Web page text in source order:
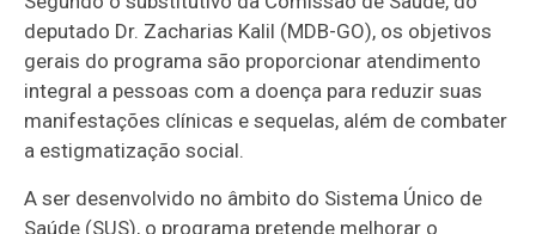
deputado Dr. Zacharias Kalil (MDB-GO), os objetivos
gerais do programa são proporcionar atendimento
integral a pessoas com a doença para reduzir suas
manifestações clínicas e sequelas, além de combater
a estigmatização social.
A ser desenvolvido no âmbito do Sistema Único de
Saúde (SUS), o programa pretende melhorar o